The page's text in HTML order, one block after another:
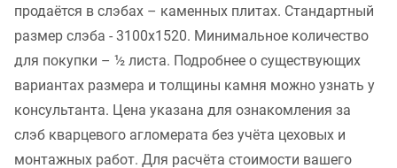
продаётся в слэбах – каменных плитах. Стандартный
размер слэба - 3100x1520. Минимальное количество
для покупки – ½ листа. Подробнее о существующих
вариантах размера и толщины камня можно узнать у
консультанта. Цена указана для ознакомления за
слэб кварцевого агломерата без учёта цеховых и
монтажных работ. Для расчёта стоимости вашего